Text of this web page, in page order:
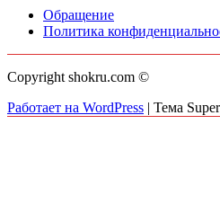
Обращение
Политика
Copyright shokru.com ©
Работает на WordPress | Тема